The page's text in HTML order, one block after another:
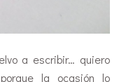
a escribir… quiero
la ocasión lo